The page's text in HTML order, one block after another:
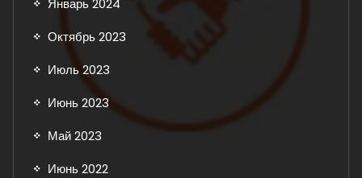
Октябрь 2023
Июль 2023
Июнь 2023
Май 2023
Июнь 2022